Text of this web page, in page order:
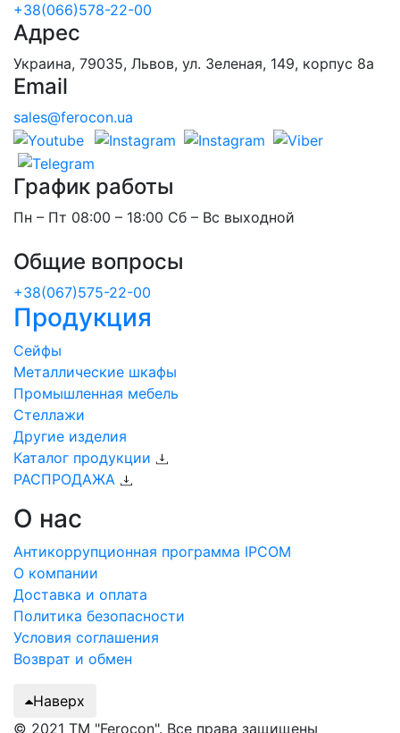
+38(066)578-22-00
Адрес
Украина, 79035, Львов, ул. Зеленая, 149, корпус 8а
Email
sales@ferocon.ua
График работы
Пн – Пт 08:00 – 18:00 Сб – Вс выходной
Общие вопросы
+38(067)575-22-00
Продукция
Сейфы
Металлические шкафы
Промышленная мебель
Стеллажи
Другие изделия
Каталог продукции
РАСПРОДАЖА
О нас
Антикоррупционная программа IPCOM
О компании
Доставка и оплата
Политика безопасности
Условия соглашения
Возврат и обмен
Наверх
© 2021 ТМ "Ferocon". Все права защищены